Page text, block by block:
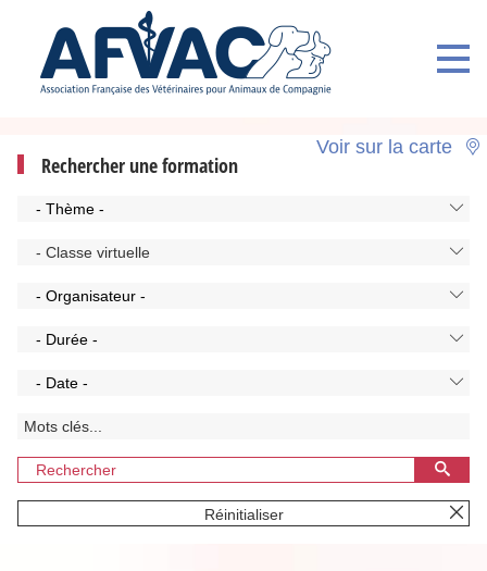
Rechercher une formation
Voir sur la carte
- Thème -
- Classe virtuelle
- Organisateur -
- Durée -
- Date -
Rechercher
Réinitialiser